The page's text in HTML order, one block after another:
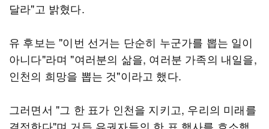
달라"고 밝혔다.
유 후보는 "이번 선거는 단순히 누군가를 뽑는 일이
아니다"라며 "여러분의 삶을, 여러분 가족의 내일을,
인천의 희망을 뽑는 것"이라고 했다.
그러면서 "그 한 표가 인천을 지키고, 우리의 미래를